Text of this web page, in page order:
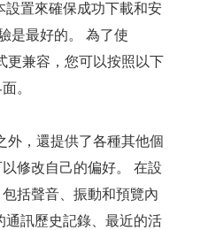
設置來確保成功下載和安
是最好的。 為了使
更兼容，您可以按照以下
。
外，還提供了各種其他個
修改自己的偏好。 在設
括聲音、振動和預覽內
通訊歷史記錄、最近的活